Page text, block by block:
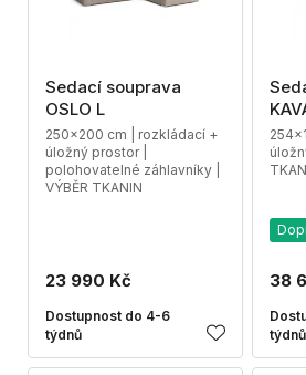
Sedací souprava
OSLO L
250x200 cm | rozkládací +
úložný prostor |
polohovatelné záhlavníky |
VÝBĚR TKANIN
23 990 Kč
Dostupnost do 4-6
týdnů
38
týdnů